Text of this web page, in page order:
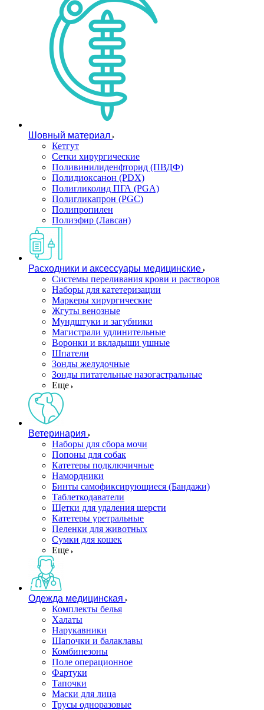
Шовный материал
Кетгут
Сетки хирургические
Поливинилиденфторид (ПВДФ)
Полидиоксанон (PDX)
Полигликолид ПГА (PGA)
Полигликапрон (PGC)
Полипропилен
Полиэфир (Лавсан)
Расходники и аксессуары медицинские
Системы переливания крови и растворов
Наборы для катетеризации
Маркеры хирургические
Жгуты венозные
Мундштуки и загубники
Магистрали удлинительные
Воронки и вкладыши ушные
Шпатели
Зонды желудочные
Зонды питательные назогастральные
Еще
Ветеринария
Наборы для сбора мочи
Попоны для собак
Катетеры подключичные
Намордники
Бинты самофиксирующиеся (Бандажи)
Таблеткодаватели
Щетки для удаления шерсти
Катетеры уретральные
Пеленки для животных
Сумки для кошек
Еще
Одежда медицинская
Комплекты белья
Халаты
Нарукавники
Шапочки и балаклавы
Комбинезоны
Поле операционное
Фартуки
Тапочки
Маски для лица
Трусы одноразовые